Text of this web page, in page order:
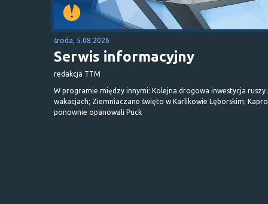
środa, 5.08.2026
Serwis informacyjny
redakcja TTM
W programie między innymi: Kolejna drogowa inwestycja ruszy
wakacjach; Ziemniaczane święto w Karlikowie Lęborskim;
ponownie opanowali Puck